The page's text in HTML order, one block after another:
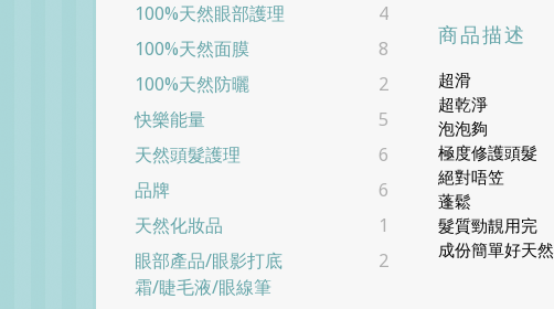
100%天然眼部護理
4
100%天然面膜
8
100%天然防曬
2
快樂能量
5
天然頭髮護理
6
品牌
6
天然化妝品
1
眼部產品/眼影打底
霜/睫毛液/眼線筆
2
商品描述
超滑
超乾淨
泡泡夠
極度修護頭髮
絕對唔笠
蓬鬆
髮質勁靚用完
成份簡單好天然